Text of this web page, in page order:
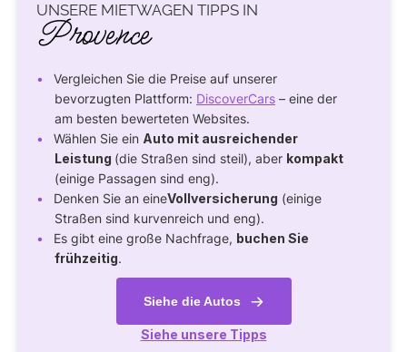
UNSERE MIETWAGEN TIPPS IN
Provence
Vergleichen Sie die Preise auf unserer
bevorzugten Plattform: DiscoverCars – eine der
am besten bewerteten Websites.
Wählen Sie ein Auto mit ausreichender
Leistung (die Straßen sind steil), aber kompakt
(einige Passagen sind eng).
Denken Sie an eineVollversicherung (einige
Straßen sind kurvenreich und eng).
Es gibt eine große Nachfrage, buchen Sie
frühzeitig.
Siehe die Autos
Siehe unsere Tipps